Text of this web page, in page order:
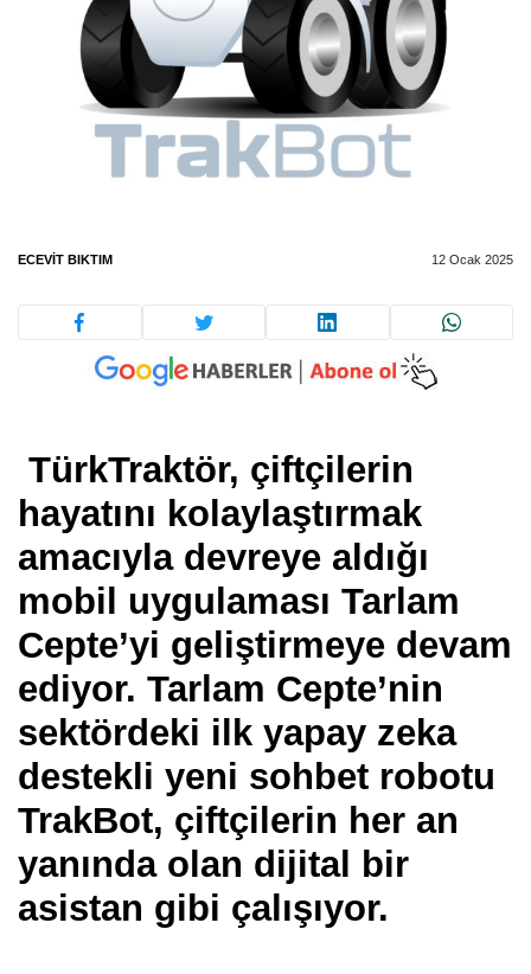
ECEVIT BIKTIM 12 Ocak 2025
TürkTraktör, çiftçilerin
hayatını kolaylaştırmak
amacıyla devreye aldığı
mobil uygulaması Tarlam
Cepte’yi geliştirmeye devam
ediyor. Tarlam Cepte’nin
sektördeki ilk yapay zeka
destekli yeni sohbet robotu
TrakBot, çiftçilerin her an
yanında olan dijital bir
asistan gibi çalışıyor.